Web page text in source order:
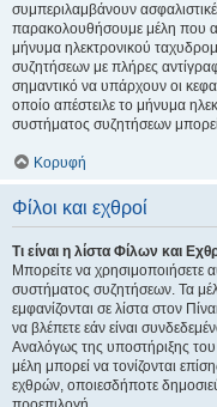
συμπεριλαμβάνουν
παρακολουθήσουμε μέλη που
μήνυμα ηλεκτρονικού
συζητήσεων με πλήρες
σημαντικό να υπάρχουν οι
οποίο απέστειλε το μήνυμα
συστήματος συζητήσεων
Κορυφή
Φίλοι και εχθροί
Τι είναι η λίστα Φίλων και
Μπορείτε να χρησιμοποιήσετε
συστήματος συζητήσεων. Τα
εμφανίζονται σε λίστα στον
να βλέπετε εάν είναι
Αναλόγως της υποστήριξης
μέλη μπορεί να τονίζονται
εχθρών, οποιεσδήποτε